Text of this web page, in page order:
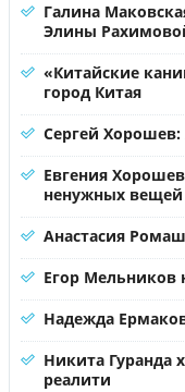
Галина
Элины
«Китайские
город Китая
Сергей Хорошев:
Евгения
ненужных вещей
Анастасия
Егор Мельников
Надежда
Никита Гуранда
реалити